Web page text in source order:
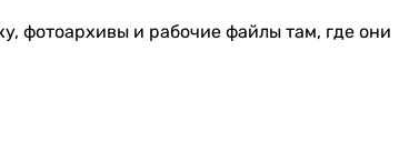
фотоархивы и рабочие файлы там, где они